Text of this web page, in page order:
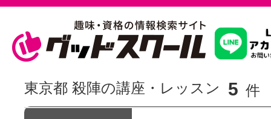
習いたいこ
東京都 殺陣の講座・レッスン 5 件